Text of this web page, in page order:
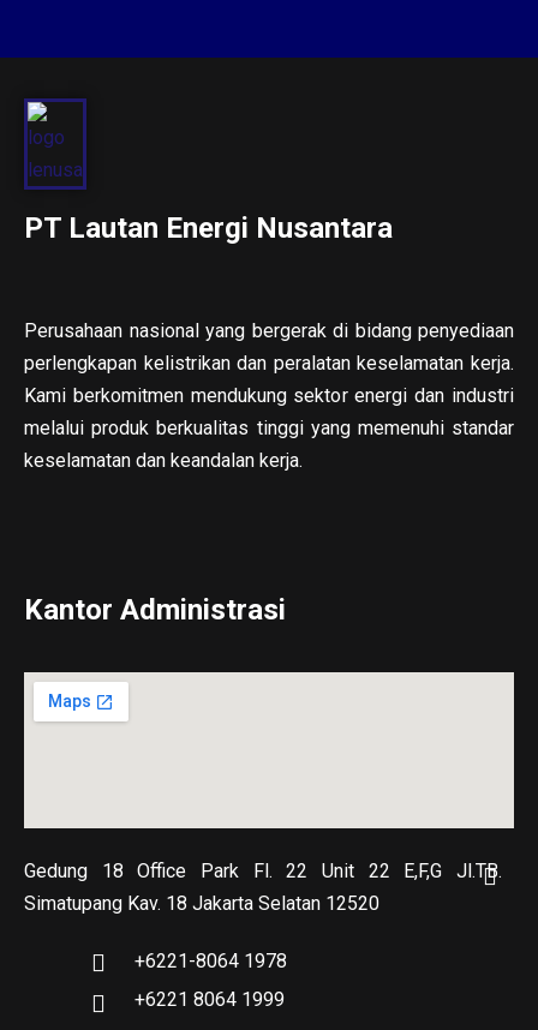
PT Lautan Energi Nusantara
Perusahaan nasional yang bergerak di bidang penyediaan
perlengkapan kelistrikan dan peralatan keselamatan kerja.
Kami berkomitmen mendukung sektor energi dan industri
melalui produk berkualitas tinggi yang memenuhi standar
keselamatan dan keandalan kerja.
Kantor Administrasi
Gedung 18 Office Park Fl. 22 Unit 22 E,F,G Jl.TB.
Simatupang Kav. 18 Jakarta Selatan 12520
+6221-8064 1978
+6221 8064 1999